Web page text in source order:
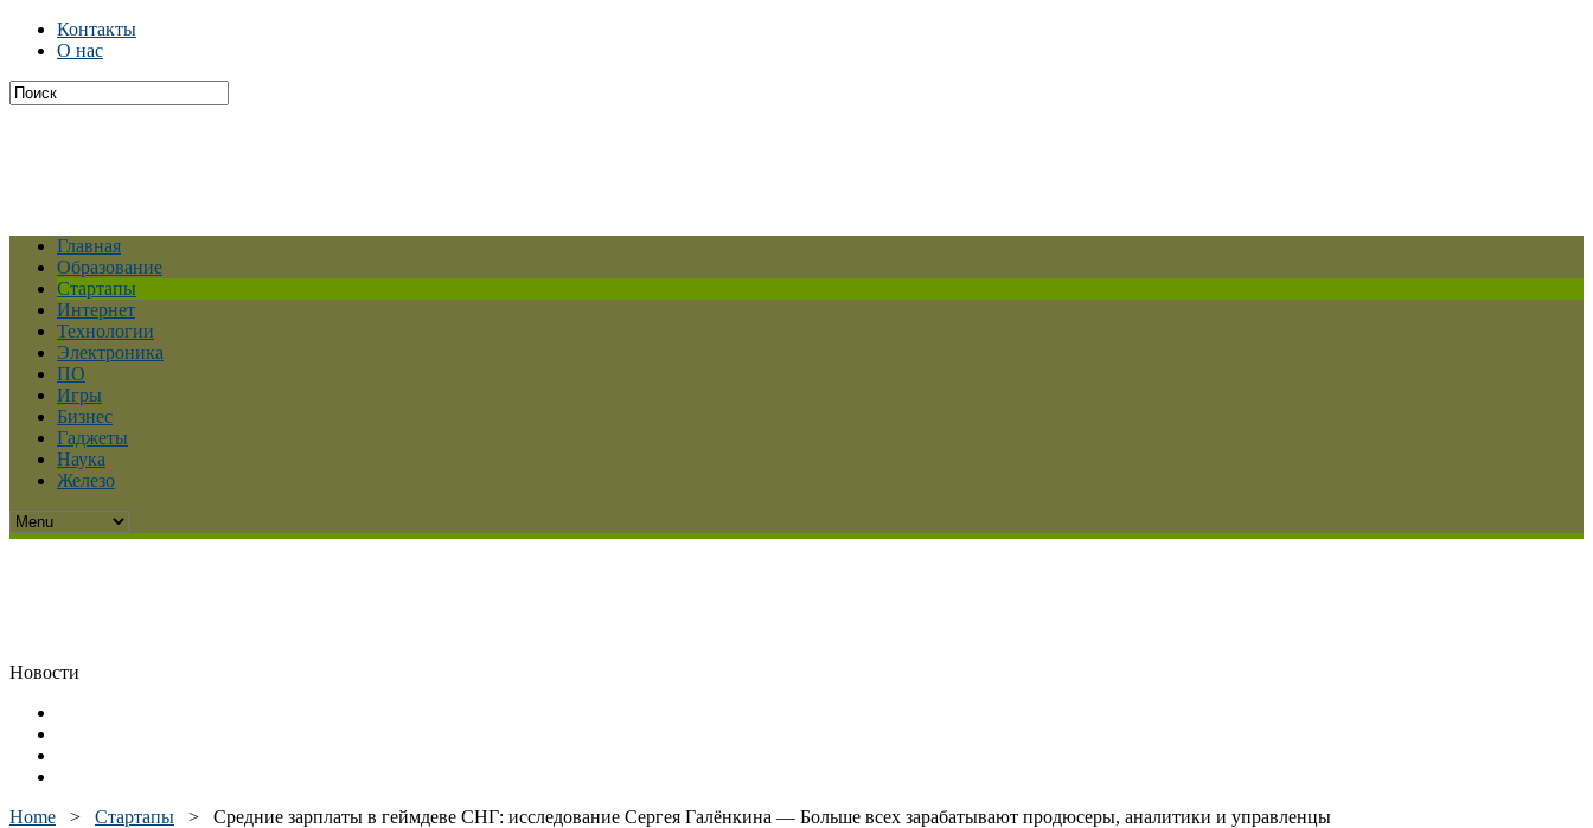
Контакты
О нас
Главная
Образование
Стартапы
Интернет
Технологии
Электроника
ПО
Игры
Бизнес
Гаджеты
Наука
Железо
Новости
Home > Стартапы > Средние зарплаты в геймдеве СНГ: исследование Сергея Галёнкина — Больше всех зарабатывают продюсеры, аналитики и управленцы